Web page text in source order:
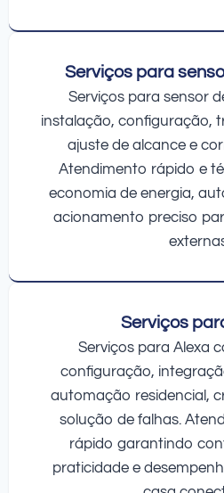
Serviços para
Serviços para sensor
instalação, configuração,
ajuste de alcance e
Atendimento rápido e
economia de energia,
acionamento preciso
Serviços
Serviços para Alexa
configuração,
automação residencial,
solução de falhas.
rápido garantindo
praticidade e